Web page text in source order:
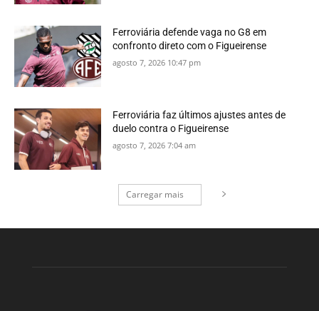
Ferroviária defende vaga no G8 em
confronto direto com o Figueirense
agosto 7, 2026 10:47 pm
Ferroviária faz últimos ajustes antes de
duelo contra o Figueirense
agosto 7, 2026 7:04 am
Carregar mais